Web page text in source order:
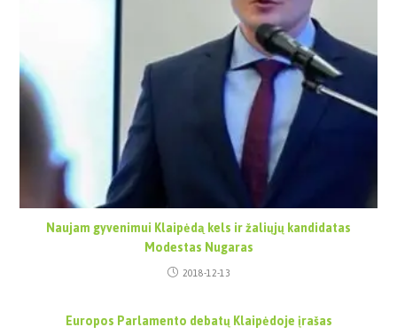
Naujam gyvenimui Klaipėdą kels ir žaliųjų kandidatas
Modestas Nugaras
2018-12-13
Europos Parlamento debatų Klaipėdoje įrašas